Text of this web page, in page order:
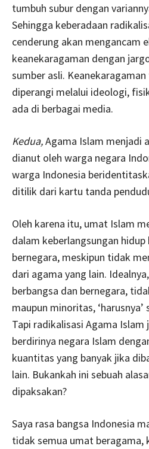
tumbuh subur dengan
Sehingga keberadaan
cenderung akan mengancam
keanekaragaman dengan
sumber asli.
diperangi melalui ideologi,
ada di berbagai media.
Kedua,Agama Islam menjadi
dianut oleh warga negara
warga Indonesia
ditilik dari kartu tanda
Oleh karena itu, umat Islam
dalam keberlangsungan hidup
bernegara, meskipun tidak
dari agama yang lain.
berbangsa dan bernegara,
maupun minoritas,
Tapi radikalisasi Agama
berdirinya negara Islam
kuantitas yang banyak jika
lain. Bukankah ini sebuah
dipaksakan?
Saya rasa bangsa Indonesia
tidak semua umat beragama,